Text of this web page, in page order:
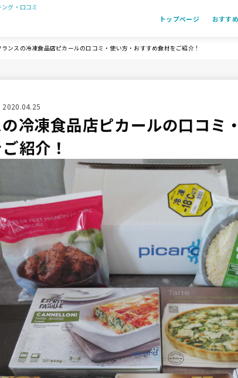
グ・口コミ
トップページ おすす
ランスの冷凍食品店ピカールの口コミ・使い方・おすすめ食材をご紹介！
2020.04.25
冷凍食品店ピカールの口コミ
紹介！